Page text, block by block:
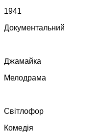
1941
Документальний
Джамайка
Мелодрама
Світлофор
Комедія